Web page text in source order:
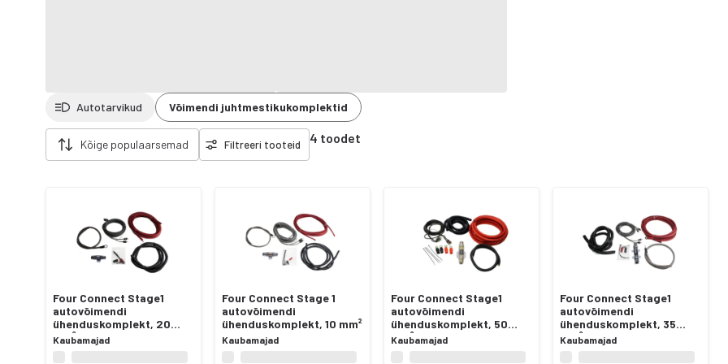
Autotarvikud Võimendi juhtmestikukomplektid
Kõige populaarsemad Filtreeri tooteid 4 toodet
Eemalda filtrid
Four Connect Stage1
autovõimendi
ühenduskomplekt, 20
mm²
Kaubamajad
Four Connect Stage 1
autovõimendi
ühenduskomplekt, 10 mm²
Kaubamajad
Four Connect Stage1
autovõimendi
ühenduskomplekt, 50
mm²
Kaubamajad
Four Connect Stage1
autovõimendi
ühenduskomplekt, 35
mm²
Kaubamajad